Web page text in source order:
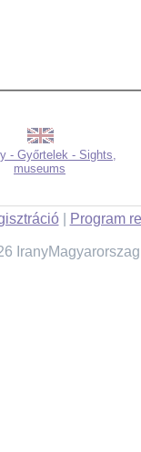
- Győrtelek - Sights,
museums
| Program